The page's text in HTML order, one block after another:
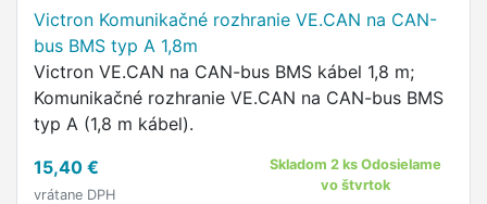
Victron Komunikačné rozhranie VE.CAN na CAN-
bus BMS typ A 1,8m
Victron VE.CAN na CAN-bus BMS kábel 1,8 m;
Komunikačné rozhranie VE.CAN na CAN-bus BMS
typ A (1,8 m kábel).
15,40 €
vrátane DPH
Skladom 2 ks Odosielame
vo štvrtok